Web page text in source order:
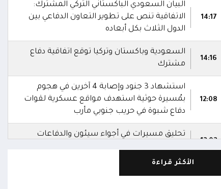
14:17
البيان السعودي الباكستاني التركي المشترك:
الاتفاقية تنص على تطوير التعاون الدفاعي بين
الدول الثلاث بكل أبعاده
14:16
السعودية وباكستان وتركيا توقع اتفاقية دفاع
مشترك
12:08
استشهاد 3 جنود وإصابة 4 آخرين في هجوم
بمُسيرة حوثية استهدف مواقع عسكرية لقوات
دفاع شبوة في حريب جنوبي مأرب
12:02
تحليق مسيرات في أجواء سيئون والدفاعات
الأكثر قراءة